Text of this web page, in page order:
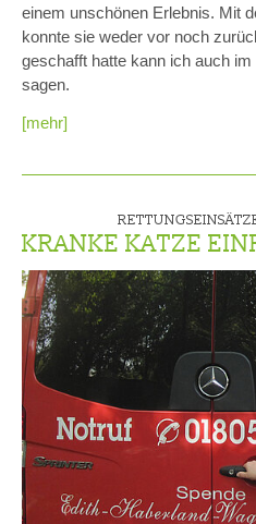
einem unschönen Erlebnis. Mit
konnte sie weder vor noch
geschafft hatte kann ich auch
sagen.
[mehr]
KRANKE KATZE